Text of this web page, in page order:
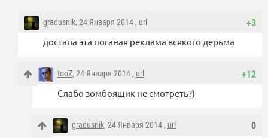
+3
gradusnik, 24 Января 2014 , url
достала эта поганая реклама всякого дерьма
+12
tooZ, 24 Января 2014 , url
Слабо зомбоящик не смотреть?)
0
gradusnik, 24 Января 2014 , url